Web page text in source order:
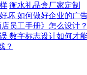
衡水礼品盒厂家定制
坏 如何做好企业的广
店员工手册》怎么设计？
数字标志设计如何才
？